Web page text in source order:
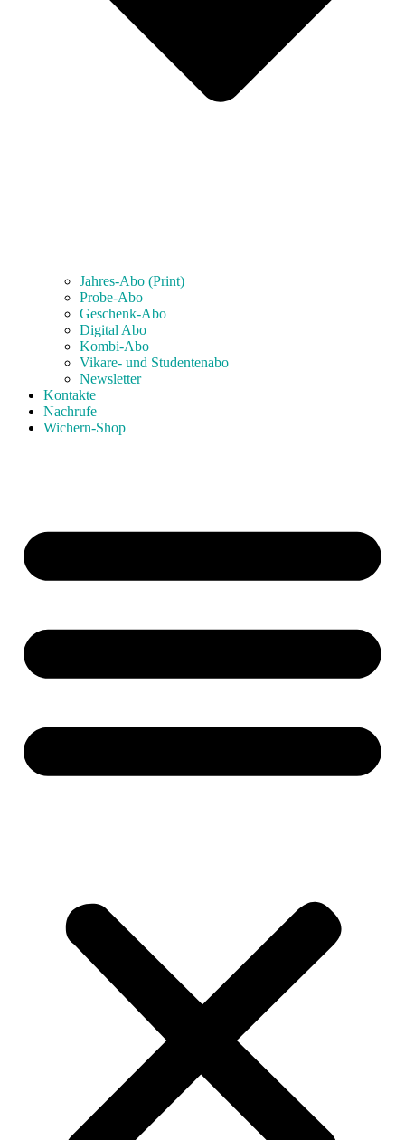
Jahres-Abo (Print)
Probe-Abo
Geschenk-Abo
Digital Abo
Kombi-Abo
Vikare- und Studentenabo
Newsletter
Kontakte
Nachrufe
Wichern-Shop